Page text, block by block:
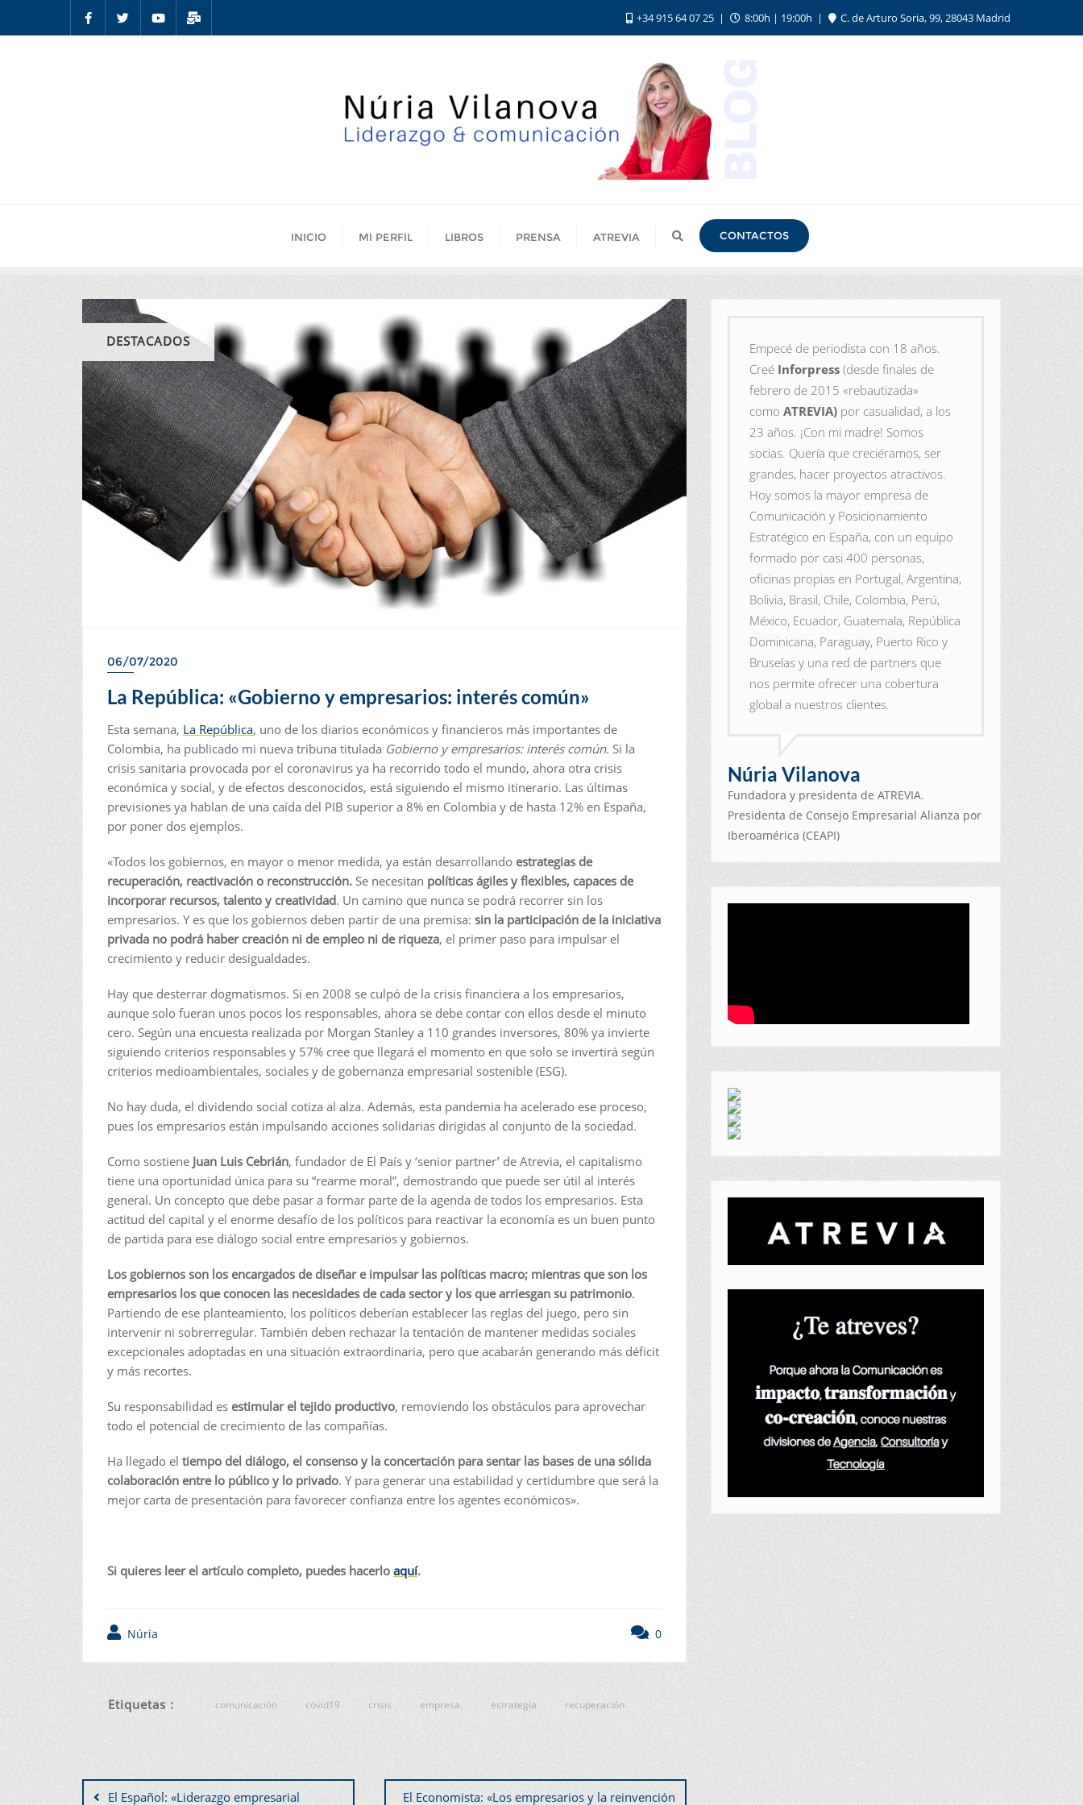
+34 915 64 07 25 8:00h | 19:00h C. de Arturo Soria, 99, 28043 Madrid
INICIO MI PERFIL LIBROS PRENSA ATREVIA CONTACTOS
DESTACADOS
06/07/2020
La República: «Gobierno y empresarios: interés común»
Esta semana, La República, uno de los diarios económicos y financieros más importantes de
Colombia, ha publicado mi nueva tribuna titulada Gobierno y empresarios: interés común. Si la
crisis sanitaria provocada por el coronavirus ya ha recorrido todo el mundo, ahora otra crisis
económica y social, y de efectos desconocidos, está siguiendo el mismo itinerario. Las últimas
previsiones ya hablan de una caída del PIB superior a 8% en Colombia y de hasta 12% en España,
por poner dos ejemplos.
«Todos los gobiernos, en mayor o menor medida, ya están desarrollando estrategias de
recuperación, reactivación o reconstrucción. Se necesitan políticas ágiles y flexibles, capaces de
incorporar recursos, talento y creatividad. Un camino que nunca se podrá recorrer sin los
empresarios. Y es que los gobiernos deben partir de una premisa: sin la participación de la iniciativa
privada no podrá haber creación ni de empleo ni de riqueza, el primer paso para impulsar el
crecimiento y reducir desigualdades.
Hay que desterrar dogmatismos. Si en 2008 se culpó de la crisis financiera a los empresarios,
aunque solo fueran unos pocos los responsables, ahora se debe contar con ellos desde el minuto
cero. Según una encuesta realizada por Morgan Stanley a 110 grandes inversores, 80% ya invierte
siguiendo criterios responsables y 57% cree que llegará el momento en que solo se invertirá según
criterios medioambientales, sociales y de gobernanza empresarial sostenible (ESG).
No hay duda, el dividendo social cotiza al alza. Además, esta pandemia ha acelerado ese proceso,
pues los empresarios están impulsando acciones solidarias dirigidas al conjunto de la sociedad.
Como sostiene Juan Luis Cebrián, fundador de El País y ‘senior partner’ de Atrevia, el capitalismo
tiene una oportunidad única para su “rearme moral”, demostrando que puede ser útil al interés
general. Un concepto que debe pasar a formar parte de la agenda de todos los empresarios. Esta
actitud del capital y el enorme desafío de los políticos para reactivar la economía es un buen punto
de partida para ese diálogo social entre empresarios y gobiernos.
Los gobiernos son los encargados de diseñar e impulsar las políticas macro; mientras que son los
empresarios los que conocen las necesidades de cada sector y los que arriesgan su patrimonio.
Partiendo de ese planteamiento, los políticos deberían establecer las reglas del juego, pero sin
intervenir ni sobrerregular. También deben rechazar la tentación de mantener medidas sociales
excepcionales adoptadas en una situación extraordinaria, pero que acabarán generando más déficit
y más recortes.
Su responsabilidad es estimular el tejido productivo, removiendo los obstáculos para aprovechar
todo el potencial de crecimiento de las compañías.
Ha llegado el tiempo del diálogo, el consenso y la concertación para sentar las bases de una sólida
colaboración entre lo público y lo privado. Y para generar una estabilidad y certidumbre que será la
mejor carta de presentación para favorecer confianza entre los agentes económicos».
Si quieres leer el artículo completo, puedes hacerlo aquí.
Núria 0
Etiquetas : comunicación covid19 crisis empresa. estrategia recuperación
El Español: «Liderazgo empresarial El Economista: «Los empresarios y la reinvención
Empecé de periodista con 18 años.
Creé Inforpress (desde finales de
febrero de 2015 «rebautizada»
como ATREVIA) por casualidad, a los
23 años. ¡Con mi madre! Somos
socias. Quería que creciéramos, ser
grandes, hacer proyectos atractivos.
Hoy somos la mayor empresa de
Comunicación y Posicionamiento
Estratégico en España, con un equipo
formado por casi 400 personas,
oficinas propias en Portugal, Argentina,
Bolivia, Brasil, Chile, Colombia, Perú,
México, Ecuador, Guatemala, República
Dominicana, Paraguay, Puerto Rico y
Bruselas y una red de partners que
nos permite ofrecer una cobertura
global a nuestros clientes.
Núria Vilanova
Fundadora y presidenta de ATREVIA.
Presidenta de Consejo Empresarial Alianza por
Iberoamérica (CEAPI)